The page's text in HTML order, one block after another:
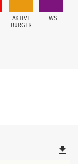
AKTIVE
BÜRGER
FWS
file_download